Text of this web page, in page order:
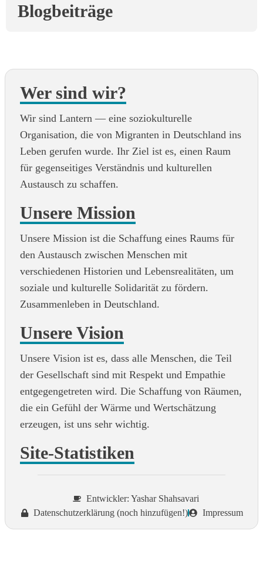
Blogbeiträge
Wer sind wir?
Wir sind Lantern — eine soziokulturelle
Organisation, die von Migranten in Deutschland ins
Leben gerufen wurde. Ihr Ziel ist es, einen Raum
für gegenseitiges Verständnis und kulturellen
Austausch zu schaffen.
Unsere Mission
Unsere Mission ist die Schaffung eines Raums für
den Austausch zwischen Menschen mit
verschiedenen Historien und Lebensrealitäten, um
soziale und kulturelle Solidarität zu fördern.
Zusammenleben in Deutschland.
Unsere Vision
Unsere Vision ist es, dass alle Menschen, die Teil
der Gesellschaft sind mit Respekt und Empathie
entgegengetreten wird. Die Schaffung von Räumen,
die ein Gefühl der Wärme und Wertschätzung
erzeugen, ist uns sehr wichtig.
Site-Statistiken
Entwickler: Yashar Shahsavari
Datenschutzerklärung (noch hinzufügen!)
Impressum